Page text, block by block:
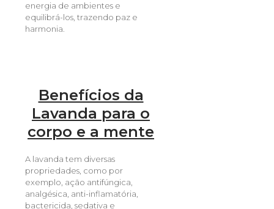
energia de ambientes e
equilibrá-los, trazendo paz e
harmonia.
Benefícios da
Lavanda para o
corpo e a mente
A lavanda tem diversas
propriedades, como por
exemplo, ação antifúngica,
analgésica, anti-inflamatória,
bactericida, sedativa e